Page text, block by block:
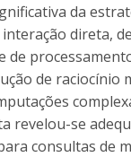
da
direta,
de
de raciocínio
revelou-se
consultas de